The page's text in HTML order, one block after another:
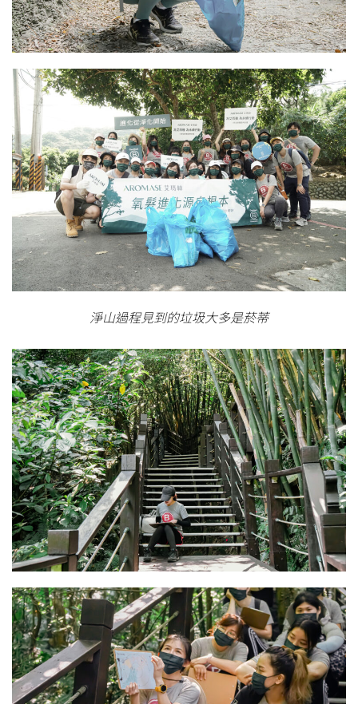
淨山過程見到的垃圾大多是菸蒂